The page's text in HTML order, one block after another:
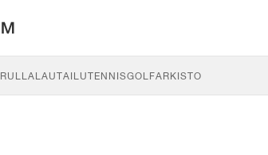
RULLALAUTAILUTENNISGOLFARKISTO